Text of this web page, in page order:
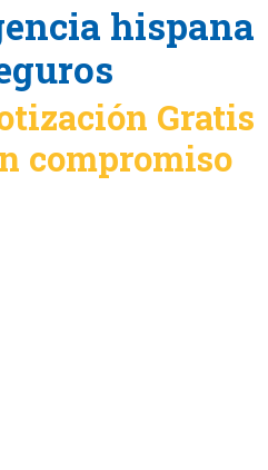
hispana
Gratis
compromiso